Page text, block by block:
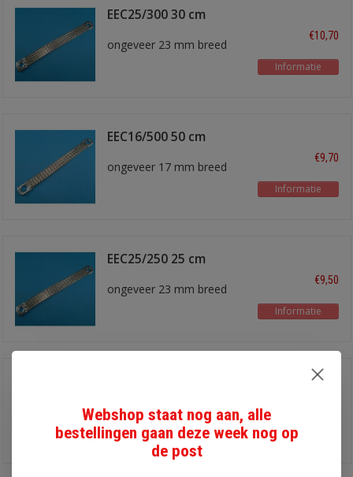
EEC25/300 30 cm
ongeveer 23 mm breed
€10,70
Informatie
EEC16/500 50 cm
ongeveer 17 mm breed
€9,70
Informatie
EEC25/250 25 cm
ongeveer 23 mm breed
€9,50
Informatie
ongeveer 17 mm breed
Informatie
Webshop staat nog aan, alle
bestellingen gaan deze week nog op
de post